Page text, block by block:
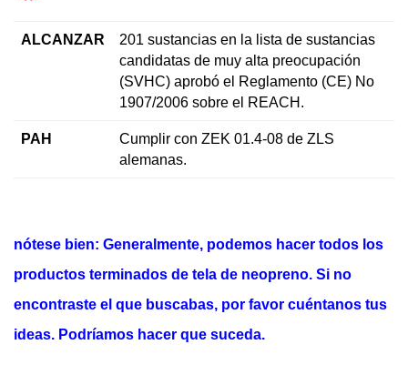
ALCANZAR
201 sustancias en la lista de sustancias
candidatas de muy alta preocupación
(SVHC) aprobó el Reglamento (CE) No
1907/2006 sobre el REACH.
PAH
Cumplir con ZEK 01.4-08 de ZLS
alemanas.
nótese bien: Generalmente, podemos hacer todos los
productos terminados de tela de neopreno. Si no
encontraste el que buscabas, por favor cuéntanos tus
ideas. Podríamos hacer que suceda.